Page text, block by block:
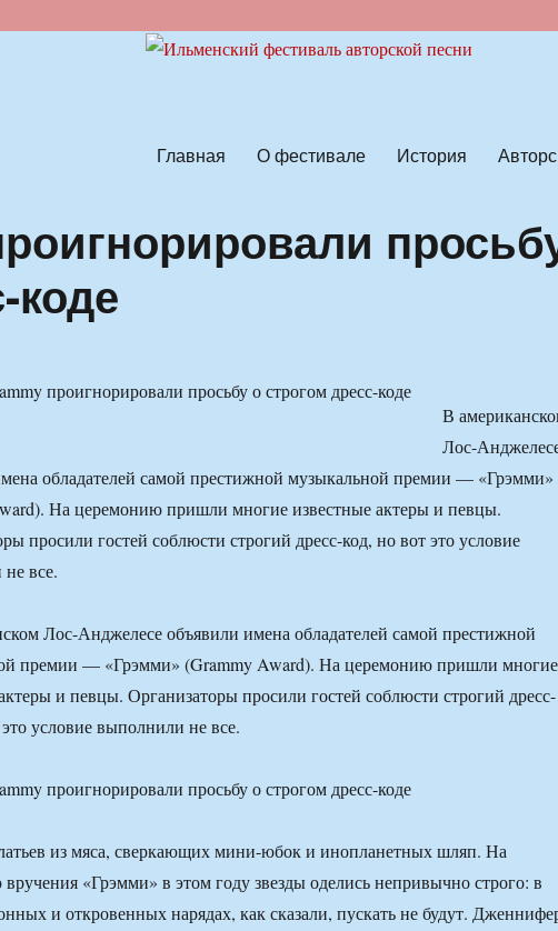
Главная О фестивале История
коде
В
Лос-
обладателей самой престижной музыкальной премии — «Грэмми»
На церемонию пришли многие известные актеры и певцы.
просили гостей соблюсти строгий дресс-код, но вот это условие
все.
Лос-Анджелесе объявили имена обладателей самой престижной
премии — «Грэмми» (Grammy Award). На церемонию пришли многие
и певцы. Организаторы просили гостей соблюсти строгий дресс-
условие выполнили не все.
из мяса, сверкающих мини-юбок и инопланетных шляп. На
«Грэмми» в этом году звезды оделись непривычно строго: в
и откровенных нарядах, как сказали, пускать не будут.